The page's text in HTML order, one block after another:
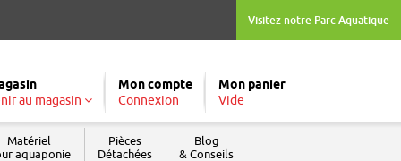
Visitez notre Parc Aquatique
au magasin
Mon compte
Connexion
Mon panier
Vide
Matériel
aquaponie
Pièces
Détachées
Blog
& Conseils